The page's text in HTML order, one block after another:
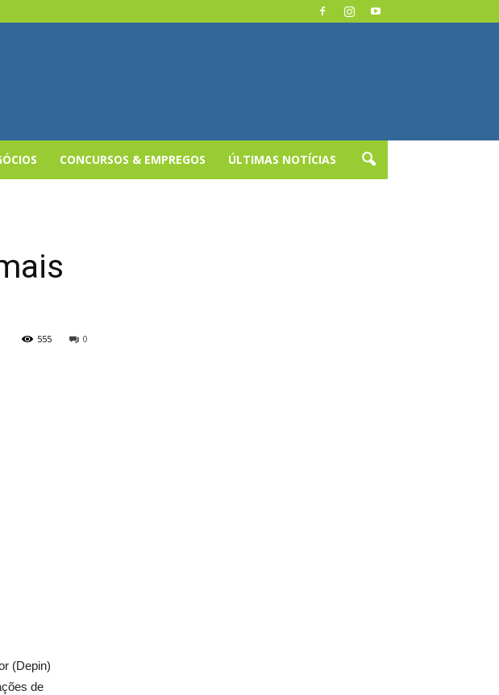
CONCURSOS & EMPREGOS ÚLTIMAS NOTÍCIAS
0
555
(Depin)
de